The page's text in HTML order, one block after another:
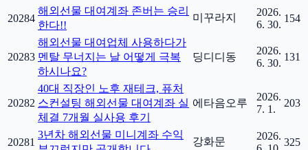
20284
해외선물 대여계좌 존버는 승리
한다!!
미꾸라지
2026.
6. 30.
154
20283
해외선물 대여업체 사용하다가
멘탈 무너지는 날 어떻게 극복
하시나요?
딩디디동
2026.
6. 30.
131
20282
40대 직장인 노후 재테크, 퓨처
스컨설팅 해외선물 대여계좌 실
체결 7개월 실사용 후기
에타음오루
2026.
7. 1.
203
20281
3년차 해외선물 미니계좌 수익
강화문
2026.
325